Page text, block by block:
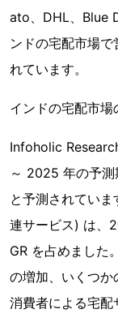
ato、DHL、Blue
ンドの宅配市場
れています。
インドの宅配市場
Infoholic
～ 2025 年の予
と予測されてい
連サービス) は、
GR を占めました
の増加、いくつか
消費者による宅配